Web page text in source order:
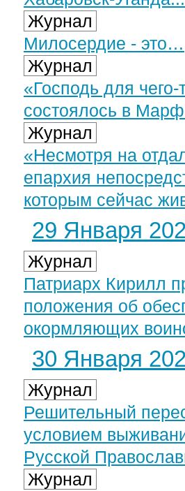
Журнал
Милосердие - это…
Журнал
«Господь для
состоялось в
Журнал
«Несмотря на
епархия
которым сейчас
29 Января
Журнал
Патриарх Кирилл
положения об
окормляющих
30 Января
Журнал
Решительный
условием
Русской
Журнал